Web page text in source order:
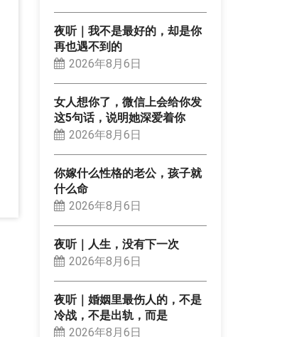
夜听｜我不是最好的，却是你
再也遇不到的
2026年8月6日
女人想你了，微信上会给你发
这5句话，说明她深爱着你
2026年8月6日
你嫁什么性格的老公，孩子就
什么命
2026年8月6日
夜听｜人生，没有下一次
2026年8月6日
夜听｜婚姻里最伤人的，不是
冷战，不是出轨，而是
2026年8月6日